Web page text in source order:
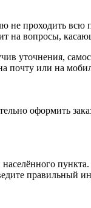
не проходить всю
на вопросы,
уточнения,
почту или на
оформить
правильный